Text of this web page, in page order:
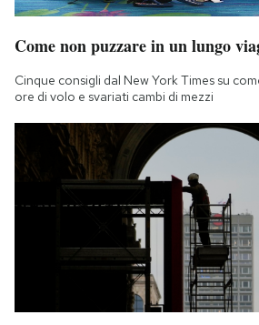
Come non puzzare in un lungo
Cinque consigli dal New York Times su
ore di volo e svariati cambi di mezzi